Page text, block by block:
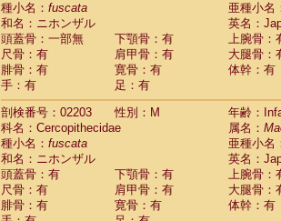
種小名： fuscata
亜種小名
和名：ニホンザル
英名：
頭蓋骨：一部無
下顎骨：有
上腕骨：
尺骨：有
肩甲骨：有
大腿骨：
腓骨：有
寛骨：有
体幹：有
手：有
足：有
剖検番号：02203
性別：M
年齢：
科名：Cercopithecidae
属名：
種小名： fuscata
亜種小名
和名：ニホンザル
英名：
頭蓋骨：有
下顎骨：有
上腕骨：
尺骨：有
肩甲骨：有
大腿骨：
腓骨：有
寛骨：有
体幹：有